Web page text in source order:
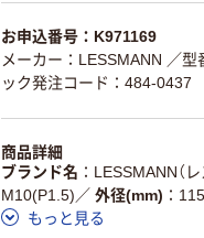
お申込番号：K971169
メーカー：LESSMANN ／型
ック発注コード：484-0437
商品詳細
ブランド名
LESSMANN（レ
M10(P1.5) ／ 外径(mm)
115
もっと見る